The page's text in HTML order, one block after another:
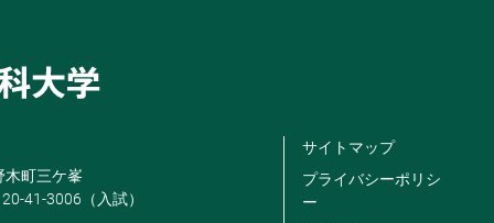
木町三ケ峯
41-3006（入試）
サイトマップ
プライバシーポリシ
ー